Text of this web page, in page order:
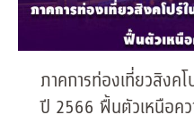
ภาคการท่องเที่ยวสิงค
ปี 2566 ฟื้นตัวเหนือคว